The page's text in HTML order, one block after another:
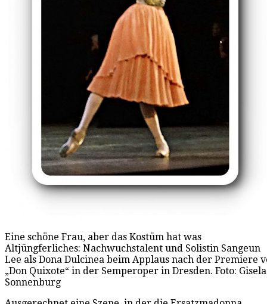
Eine schöne Frau, aber das Kostüm hat was
Altjüngferliches: Nachwuchstalent und Solistin Sangeun
Lee als Dona Dulcinea beim Applaus nach der Premiere
„Don Quixote“ in der Semperoper in Dresden. Foto: Gisela
Sonnenburg